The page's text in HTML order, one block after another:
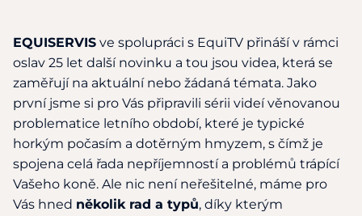
EQUISERVIS ve spolupráci s EquiTV přináší v rámci
oslav 25 let další novinku a tou jsou videa, která se
zaměřují na aktuální nebo žádaná témata. Jako
první jsme si pro Vás připravili sérii videí věnovanou
problematice letního období, které je typické
horkým počasím a dotěrným hmyzem, s čímž je
spojena celá řada nepříjemností a problémů trápící
Vašeho koně. Ale nic není neřešitelné, máme pro
Vás hned několik rad a typů, díky kterým